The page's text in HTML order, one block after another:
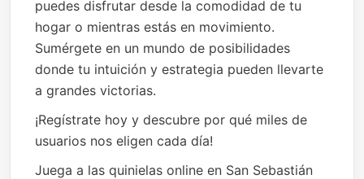
puedes disfrutar desde la comodidad de tu
hogar o mientras estás en movimiento.
Sumérgete en un mundo de posibilidades
donde tu intuición y estrategia pueden llevarte
a grandes victorias.
¡Regístrate hoy y descubre por qué miles de
usuarios nos eligen cada día!
Juega a las quinielas online en San Sebastián